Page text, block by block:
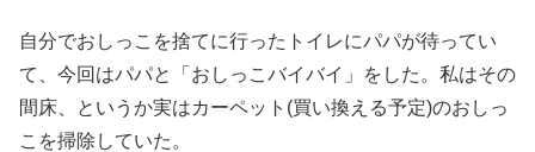
自分でおしっこを捨てに行ったトイレにパパが待ってい
て、今回はパパと「おしっこバイバイ」をした。私はその
間床、というか実はカーペット(買い換える予定)のおしっ
こを掃除していた。